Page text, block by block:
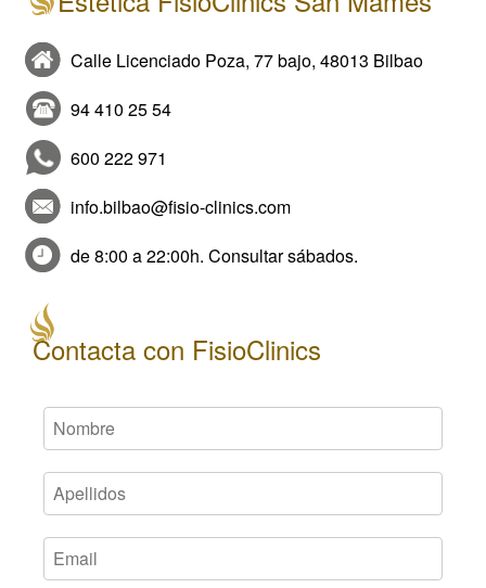
Calle Licenciado Poza, 77 bajo, 48013 Bilbao
94 410 25 54
600 222 971
info.bilbao@fisio-clinics.com
de 8:00 a 22:00h. Consultar sábados.
Contacta con FisioClinics